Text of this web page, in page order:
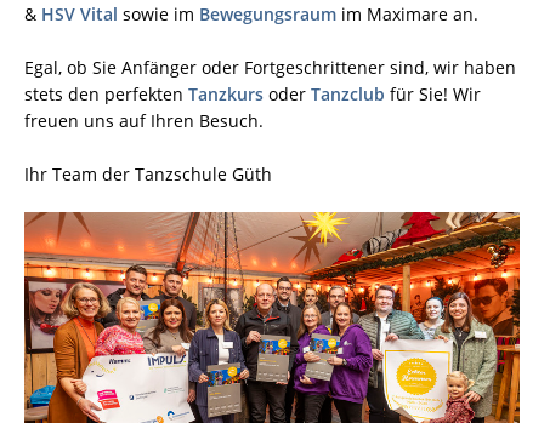
& HSV Vital sowie im Bewegungsraum im Maximare an.
Egal, ob Sie Anfänger oder Fortgeschrittener sind, wir haben
stets den perfekten Tanzkurs oder Tanzclub für Sie! Wir
freuen uns auf Ihren Besuch.
Ihr Team der Tanzschule Güth